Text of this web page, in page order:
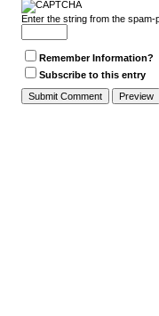
Enter the string from the spam-
Remember Information?
Subscribe to this entry